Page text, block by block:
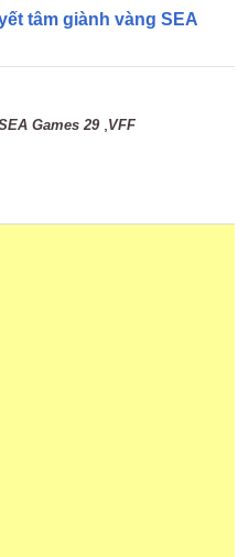
tâm giành vàng SEA
Games 29, VFF